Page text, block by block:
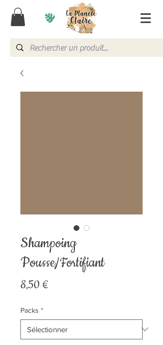
Shampoing
Pousse/Fortifiant
8,50 €Prix
Packs *